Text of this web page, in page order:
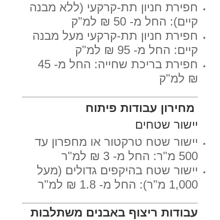
חפירת חניון תת-קרקעי (ללא מבנה
קיים): החל מ- 50 ₪ למ"ק
חפירת חניון תת-קרקעי מעל מבנה
קיים: החל מ- 95 ₪ למ"ק
חפירת בריכת שחייה: החל מ- 45
₪ למ"ק
מחירון עבודות פיתוח
יישור שטחים
יישור שטח טרקטור או מחפרון עד
500 מ"ר: החל מ- 3 ₪ למ"ר
יישור שטח בהיקפים גדולים (מעל
1,000 מ"ר): החל מ- 1.8 ₪ למ"ר
עבודות ריצוף באבנים משתלבות